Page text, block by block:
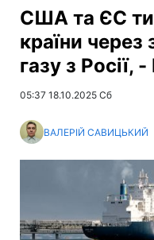
США та ЄС
країни через
газу з Росії,
05:37 18.10.2025 Сб
ВАЛЕРІЙ САВИЦЬКИЙ